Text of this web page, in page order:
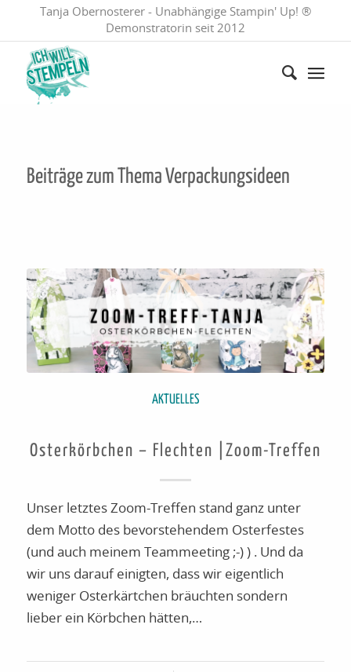
Tanja Obernosterer - Unabhängige Stampin' Up! ®
Demonstratorin seit 2012
Beiträge zum ThemaVerpackungsideen
AKTUELLES
Osterkörbchen – Flechten |Zoom-Treffen
Unser letztes Zoom-Treffen stand ganz unter
dem Motto des bevorstehendem Osterfestes
(und auch meinem Teammeeting ;-) ) . Und da
wir uns darauf einigten, dass wir eigentlich
weniger Osterkärtchen bräuchten sondern
lieber ein Körbchen hätten,…